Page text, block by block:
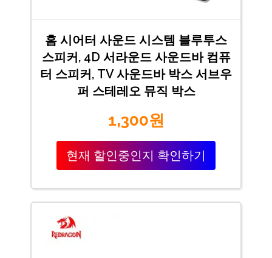
홈 시어터 사운드 시스템 블루투스
스피커, 4D 서라운드 사운드바 컴퓨
터 스피커, TV 사운드바 박스 서브우
퍼 스테레오 뮤직 박스
1,300원
현재 할인중인지 확인하기